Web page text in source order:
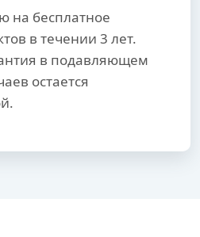
на бесплатное
в течении 3 лет.
в подавляющем
остается